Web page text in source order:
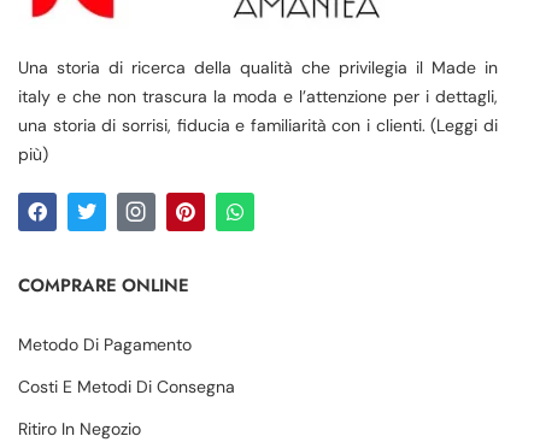
Una storia di ricerca della qualità che privilegia il Made in
italy e che non trascura la moda e l’attenzione per i dettagli,
una storia di sorrisi, fiducia e familiarità con i clienti. (Leggi di
più)
COMPRARE ONLINE
Metodo Di Pagamento
Costi E Metodi Di Consegna
Ritiro In Negozio